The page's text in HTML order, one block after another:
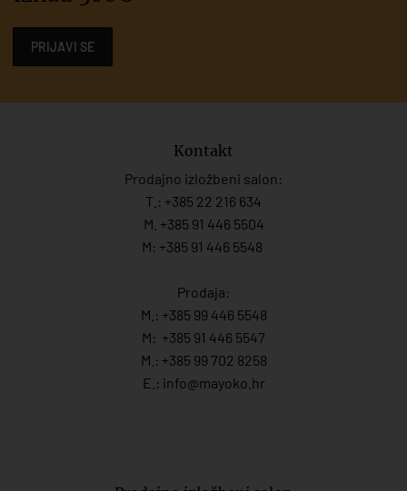
PRIJAVI SE
Kontakt
Prodajno izložbeni salon:
T.: +385 22 216 634
M. +385 91 446 5504
M: +385 91 446 5548
Prodaja:
M.: +385 99 446 5548
M: +385 91 446 5547
M.: +385 99 702 8258
E.: info@mayoko. hr